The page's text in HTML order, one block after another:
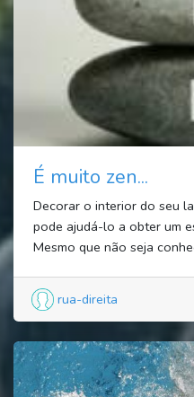
É muito zen...
Decorar o interior do seu
pode ajudá-lo a obter um
Mesmo que não seja
rua-direita